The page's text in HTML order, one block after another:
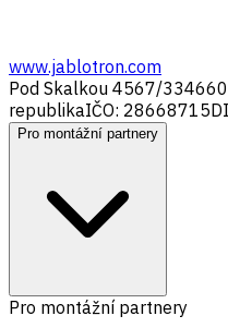
www.jablotron.com
Pod Skalkou 4567/33
republikaIČO: 28668715
Pro montážní partnery
Pro montážní partnery